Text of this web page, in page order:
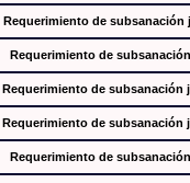
Requerimiento de subsanación
Requerimiento de
Requerimiento de subsanación
Requerimiento de subsanación
Requerimiento de